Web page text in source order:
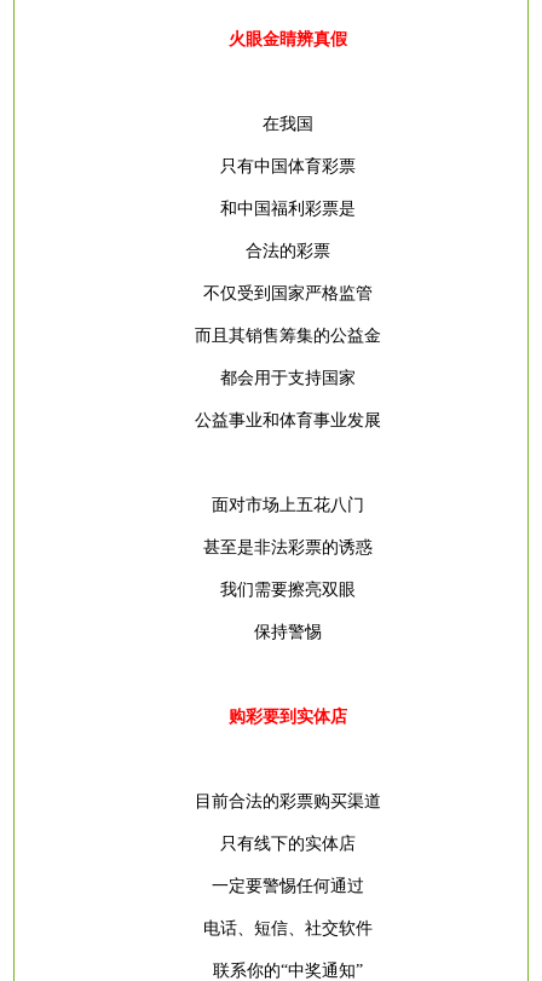
火眼金睛辨真假
在我国
只有中国体育彩票
和中国福利彩票是
合法的彩票
不仅受到国家严格监管
而且其销售筹集的公益金
都会用于支持国家
公益事业和体育事业发展
面对市场上五花八门
甚至是非法彩票的诱惑
我们需要擦亮双眼
保持警惕
购彩要到实体店
目前合法的彩票购买渠道
只有线下的实体店
一定要警惕任何通过
电话、短信、社交软件
联系你的“中奖通知”